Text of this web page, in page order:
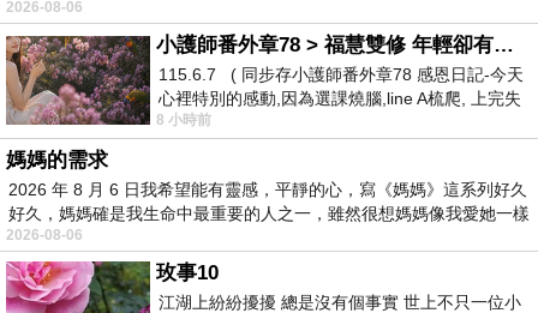
他們會想見到這樣我嗎？
見面
然後又能如何？
自己我現在也不會講話什麼？
幸好世界上「電視」可以講話很多給我看
可以看見好多地方 謝謝有電視。
2026-08-06
小護師番外章78 > 福慧雙修 年輕卻有個老靈魂 ㄑ金剛經〉podcast
115.6.7 ( 同步存小護師番外章78 感恩日記-今天
心裡特別的感動,因為選課燒腦,line A梳爬, 上完失
智課的她,特來傾
8 小時前
媽媽的需求
2026 年 8 月 6 日我希望能有靈感，平靜的心，寫《媽媽》這系列好久
好久，媽媽確是我生命中最重要的人之一，雖然很想媽媽像我愛她一樣
2026-08-06
玫事10
江湖上紛紛擾擾 總是沒有個事實 世上不只一位小